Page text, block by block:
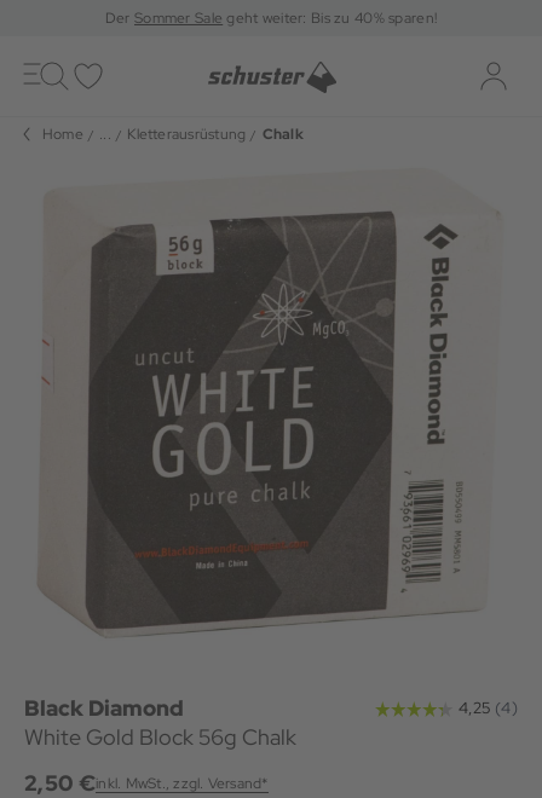
DerSommer Sale geht weiter: Bis zu 40% sparen!
Toggle
navigation
Home ... Kletterausrüstung Chalk
Black Diamond
White Gold Block 56g Chalk
2,50 €inkl. MwSt., zzgl. Versand*